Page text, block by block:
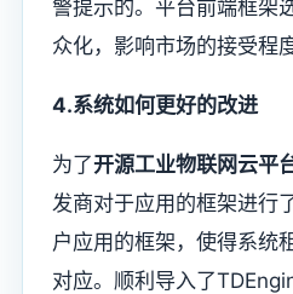
警提示的。平台前端框架
众化，影响市场的接受程度
4.系统如何更好的改进
为了开源工业物联网云平
发商对于应用的框架进行
户应用的框架，使得系统
对应。顺利导入了